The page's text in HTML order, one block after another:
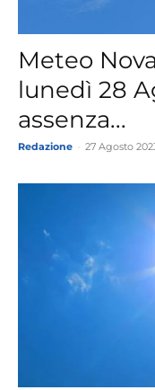
Meteo
lunedì 28
assenza...
Redazione 27 Agosto